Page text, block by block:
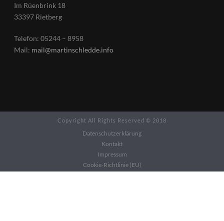
Im Rüenbrink 18
33397 Rietberg
Telefon: 05244 – 8958
Mail: mail@martinschledde.info
Copyright All Rights Reserved © 2018
Datenschutzerklärung
Kontakt
Impressum
Cookie-Richtlinie (EU)